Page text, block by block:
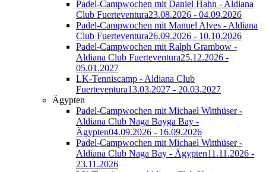
Padel-Campwochen mit Daniel Hahn - Aldiana
Club Fuerteventura23.08.2026 - 04.09.2026
Padel-Campwochen mit Manuel Alves - Aldiana
Club Fuerteventura26.09.2026 - 10.10.2026
Padel-Campwochen mit Ralph Grambow -
Aldiana Club Fuerteventura25.12.2026 -
05.01.2027
LK-Tenniscamp - Aldiana Club
Fuerteventura13.03.2027 - 20.03.2027
Ägypten
Padel-Campwochen mit Michael Witthüser -
Aldiana Club Naga Bayga Bay -
Ägypten04.09.2026 - 16.09.2026
Padel-Campwochen mit Michael Witthüser -
Aldiana Club Naga Bay - Ägypten11.11.2026 -
23.11.2026